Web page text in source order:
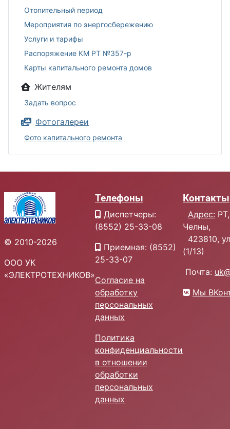
Отопительный период
Мероприятия по энергосбережению
Услуги и тарифы
Распоряжение КМ РТ №357-р
Карты капитального ремонта домов
Жителям
Задать вопрос
Фотогалереи
Фото капитального ремонта
© 2010-2026
ООО УК
«ЭЛЕКТРОТЕХНИКОВ»
Телефоны
Диспетчеры:
(8552) 25-33-08
Приемная: (8552)
25-33-07
Согласие на
обработку
персональных
данных
Политика
конфиденциальности
в отношении
обработки
персональных
данных
Контакты
Адрес:
Челны,
423810,
(1/13)
Почта:
Мы